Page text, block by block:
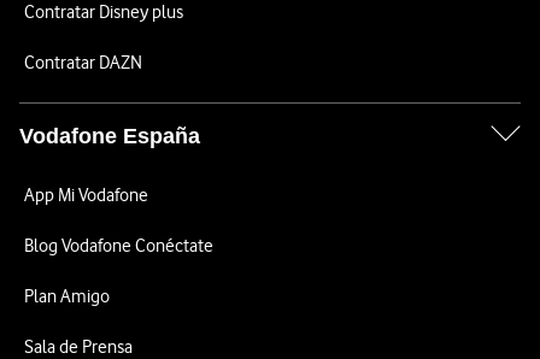
Contratar Disney plus
Contratar DAZN
Vodafone España
App Mi Vodafone
Blog Vodafone Conéctate
Plan Amigo
Sala de Prensa